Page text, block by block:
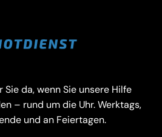
da, wenn Sie unsere Hilfe
– rund um die Uhr. Werktags,
und an Feiertagen.